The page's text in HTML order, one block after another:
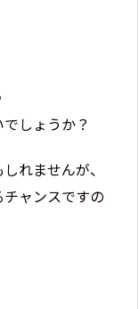
しょうか？
れませんが、
ャンスですの